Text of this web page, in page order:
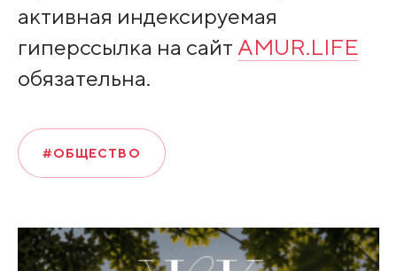
активная индексируемая
гиперссылка на сайт AMUR.LIFE
обязательна.
#ОБЩЕСТВО